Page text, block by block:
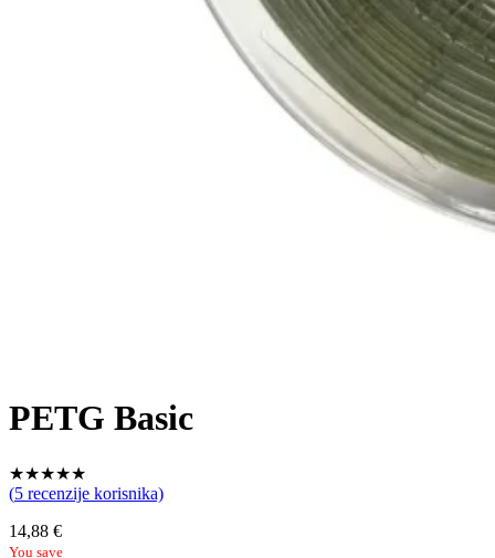
PETG Basic
★★★★★
(5 recenzije korisnika)
14,88 €
You save